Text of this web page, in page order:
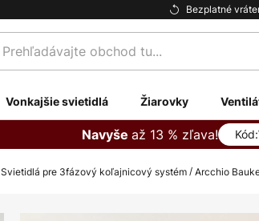
Bezplatné
Prehľadávajte
obchod
Vonkajšie svietidlá Žiarovky
Navyše až 13 % zľava! Kód:
Svietidlá pre 3fázový koľajnicový systém Arcchio